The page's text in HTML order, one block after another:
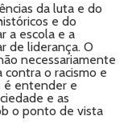
da luta e do
e do
a escola e a
de liderança. O
necessariamente
contra o racismo e
é entender e
e as
o ponto de vista